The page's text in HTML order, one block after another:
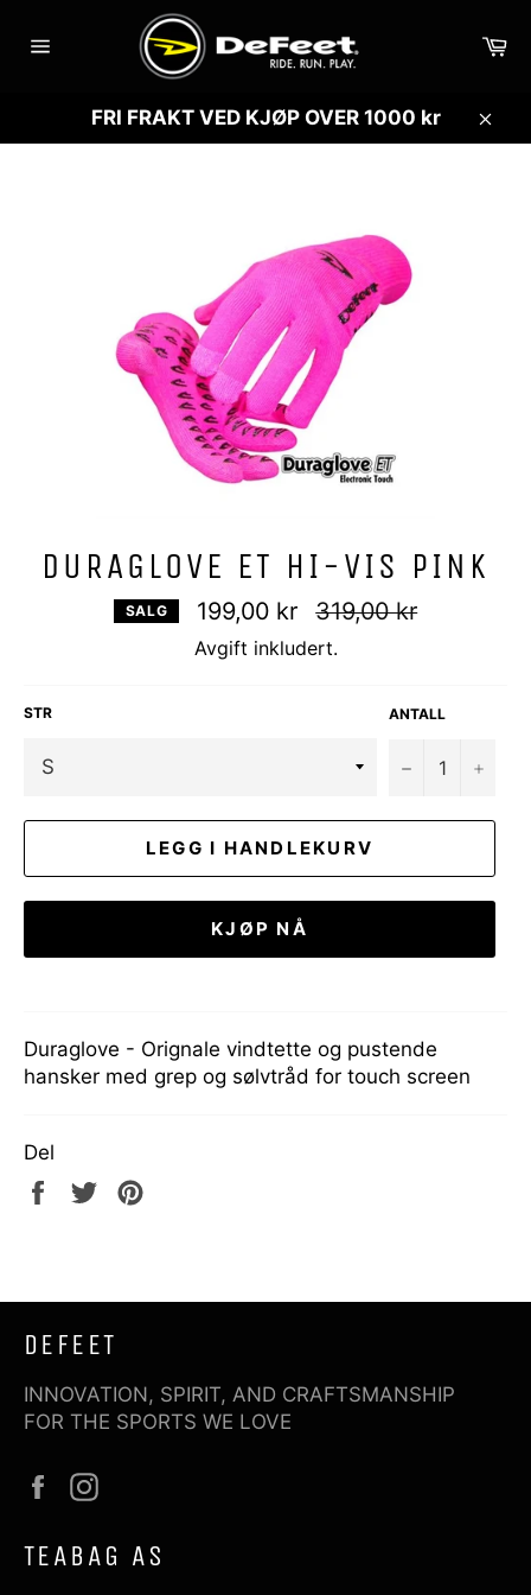
videre
Sidenavigasjon
FRI FRAKT VED KJØP OVER 1000 kr
Lukk
DURAGLOVE ET HI-VIS PINK
SALG 199,00 kr
Vanlig
pris
319,00 kr
Avgift inkludert.
STR ANTALL
− +
LEGG I HANDLEKURV
KJØP NÅ
Duraglove - Orignale vindtette og pustende
hansker med grep og sølvtråd for touch screen
Del
Del
Tweet
DEFEET
INNOVATION, SPIRIT, AND CRAFTSMANSHIP
FOR THE SPORTS WE LOVE
Facebook
TEABAG AS